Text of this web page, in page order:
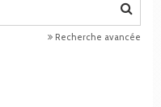
Recherche avancée